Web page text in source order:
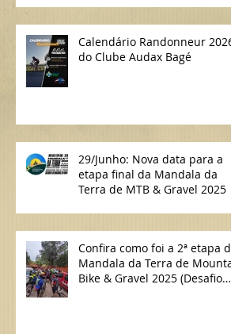
29/Junho: Nova data para a
Confira como foi a 2ª etapa da